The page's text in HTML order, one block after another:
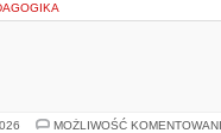
MOŻLIWOŚĆ